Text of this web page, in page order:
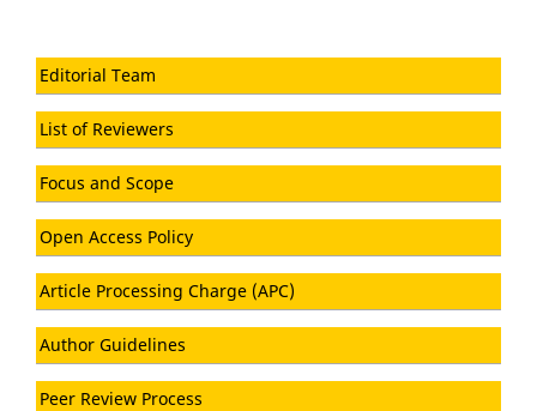
Editorial Team
List of Reviewers
Focus and Scope
Open Access Policy
Article Processing Charge (APC)
Author Guidelines
Peer Review Process